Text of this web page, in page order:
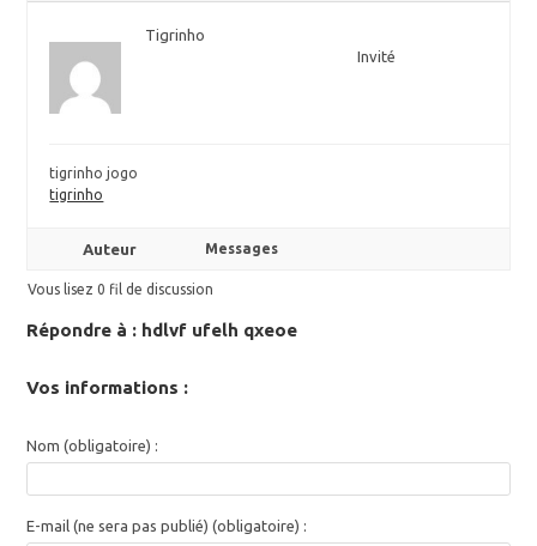
Tigrinho
Invité
tigrinho jogo
tigrinho
Auteur Messages
Vous lisez 0 fil de discussion
Répondre à : hdlvf ufelh qxeoe
Vos informations :
Nom (obligatoire) :
E-mail (ne sera pas publié) (obligatoire) :